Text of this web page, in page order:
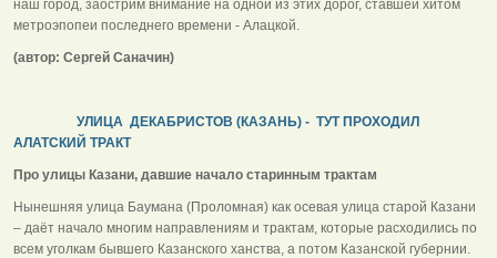
наш город, заострим внимание на одной из этих дорог, ставшей хитом
метроэпопеи последнего времени - Алацкой.
(автор: Сергей Саначин)
УЛИЦА ДЕКАБРИСТОВ (КАЗАНЬ) - ТУТ ПРОХОДИЛ
АЛАТСКИЙ ТРАКТ
Про улицы Казани, давшие начало старинным трактам
Нынешняя улица Баумана (Проломная) как осевая улица старой Казани
– даёт начало многим направлениям и трактам, которые расходились по
всем уголкам бывшего Казанского ханства, а потом Казанской губернии.